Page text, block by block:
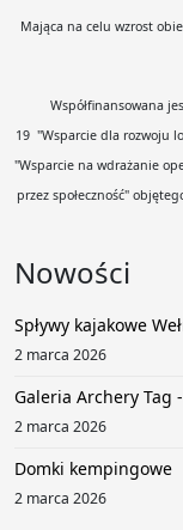
Mająca na celu wzrost
Współfinansowana
19 "Wsparcie dla rozwoju
"Wsparcie na wdrażanie
przez społeczność"
Nowości
Spływy kajakowe
2 marca 2026
Galeria Archery Tag
2 marca 2026
Domki kempingowe
2 marca 2026